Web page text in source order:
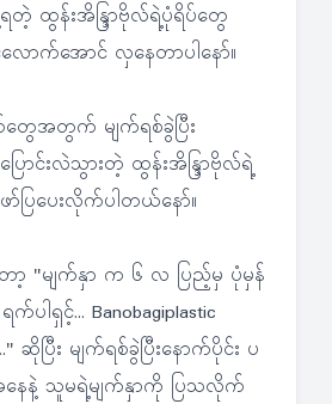
တဲ့ ထွန်းအိန္ဒြာဗိုလ်ရဲ့ပုံရိပ်တွေ
ာက်အောင် လှနေတာပါနော်။
တွေအတွက် မျက်ရစ်ခွဲပြီး
ောင်းလဲသွားတဲ့ ထွန်းအိန္ဒြာဗိုလ်ရဲ့
ြပေးလိုက်ပါတယ်နော်။
ာ့ "မျက်နှာ က ၆ လ ပြည့်မှ ပုံမှန်
က်ပါရှင့်... Banobagiplastic
ဆိုပြီး မျက်ရစ်ခွဲပြီးနောက်ပိုင်း ပ
ေနဲ့ သူမရဲ့မျက်နှာကို ပြသလိုက်